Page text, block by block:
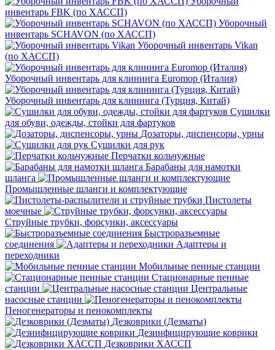
инвентарь FBK (по ХАССП)
Уборочный
инвентарь SCHAVON (по ХАССП)
Уборочный инвентарь Vikan
(по ХАССП)
Уборочный инвентарь для клининга Euromop (Италия)
Уборочный инвентарь для клининга (Турция, Китай)
Сушилки
для обуви, одежды, стойки для фартуков
Дозаторы, диспенсоры, урны
Сушилки для рук
Перчатки кольчужные
Барабаны для намотки
шланга
Промышленные шланги и комплектующие
Пистолеты
моечные
Струйные трубки, форсунки, аксессуары
Быстроразъемные
соединения
Адаптеры и
переходники
Мобильные пенные станции
Стационарные пенные
станции
Центральные
насосные станции
Пеногенераторы и пенокомплекты
Дезковрики (Дезматы)
Дезинфицирующие коврики
Дезковрики ХАССП